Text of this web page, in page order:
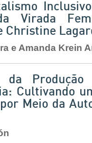
da Virada
Christine
e Amanda Krein
Produção
Cultivando
Meio da